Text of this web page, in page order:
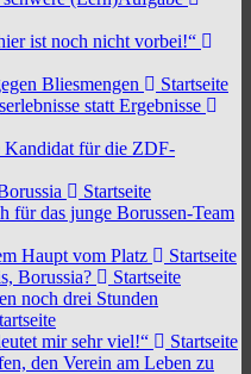
ist noch nicht vorbei!“
Bliesmengen
Startseite
statt Ergebnisse
Kandidat für die ZDF-
Startseite
für das junge Borussen-Team
Haupt vom Platz
Startseite
Borussia?
Startseite
noch drei Stunden
mir sehr viel!“
Startseite
den Verein am Leben zu